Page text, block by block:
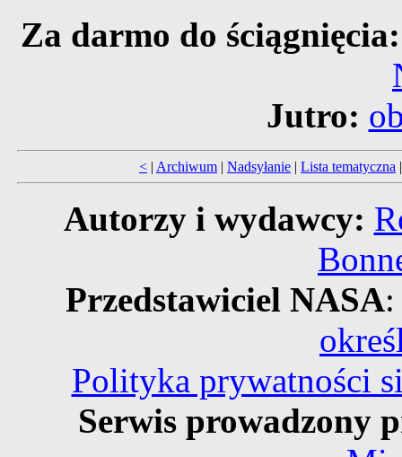
Za darmo do
Jutro:
< | Archiwum | Nadsyłanie | Lista tematyczna
Autorzy i wydawcy:
Przedstawiciel NASA
Polityka prywatności
Serwis prowadzony